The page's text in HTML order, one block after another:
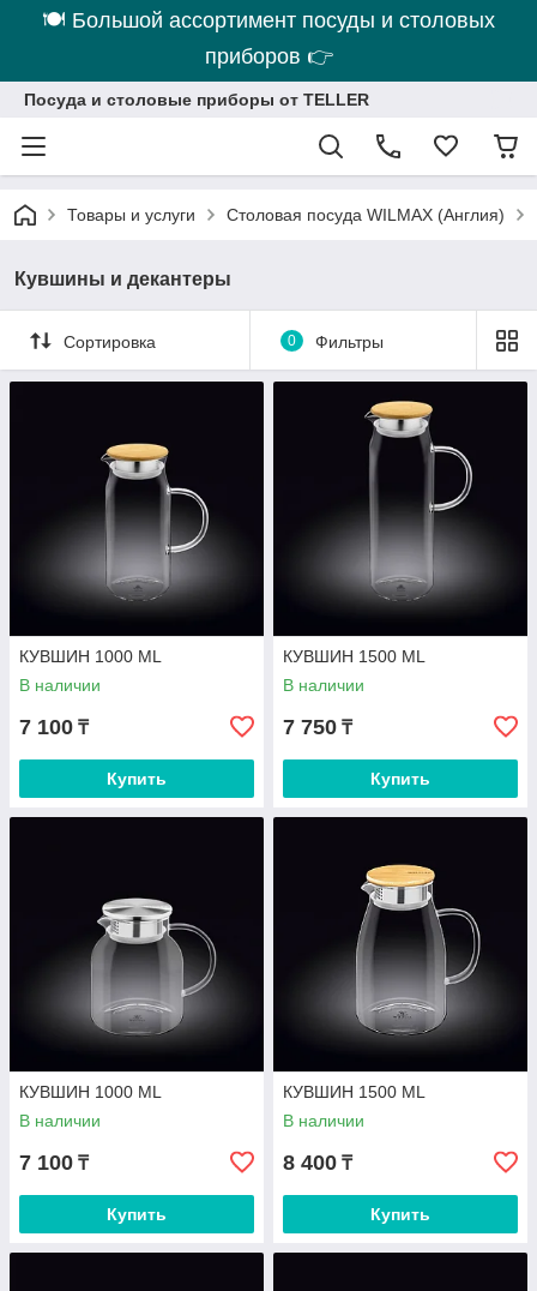
🍽 Большой ассортимент посуды и столовых
приборов 👉
Посуда и столовые приборы от TELLER
Товары и услуги Столовая посуда WILMAX (Англия)
Кувшины и декантеры
Сортировка 0 Фильтры
КУВШИН 1000 ML
В наличии
7 100 ₸
Купить
КУВШИН 1500 ML
В наличии
7 750 ₸
Купить
КУВШИН 1000 ML
В наличии
7 100 ₸
Купить
КУВШИН 1500 ML
В наличии
8 400 ₸
Купить